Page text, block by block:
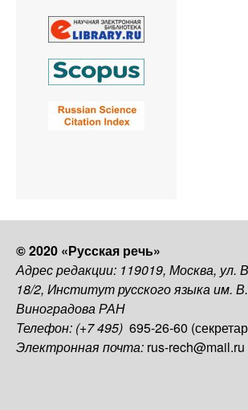
© 2020 «Русская речь»
Адрес редакции: 119019, Москва, ул.
18/2, Институт русского языка им.
Виноградова РАН
Телефон: (+7 495) 695-26-60
Электронная почта: rus-rech@mail.ru